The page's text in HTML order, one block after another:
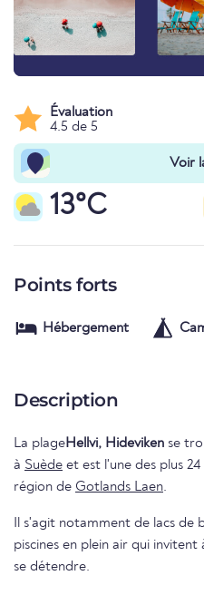
Évaluation
4.5 de 5
Voir
13°C
Points forts
Hébergement
Description
La plageHellvi, Hideviken se
à Suède et est l'une des plus
région de Gotlands Laen.
Il s'agit notamment de lacs de
piscines en plein air qui
se détendre.